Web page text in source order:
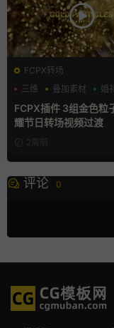
FCPX转场
三维
叠加素材 婚
FCPX插件 3组金色粒
耀节日转场视频过渡
2周前
评论 0